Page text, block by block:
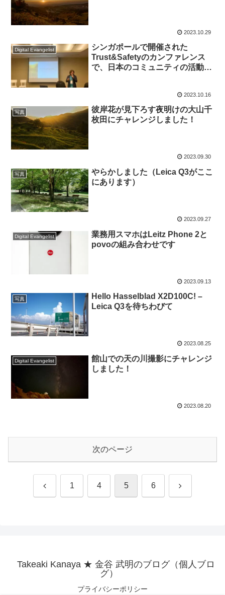
2023.10.29
Digital Evangelist
シンガポールで開催された
Trust&Safetyのカンファレンス
で、日本のコミュニティの活動を
2023.10.16
写真
彼岸花が見下ろす夜明けの大山千
枚田にチャレンジしました！
2023.09.30
写真
やらかしました（Leica Q3がここ
にあります）
2023.09.27
Digital Evangelist
業務用スマホはLeitz Phone 2と
povoの組み合わせです
2023.09.13
写真
Hello Hasselblad X2D100C! –
Leica Q3を待ちわびて
2023.08.25
Digital Evangelist
館山での天の川撮影にチャレンジ
しました！
2023.08.20
次のページ
前 1 4 5 6 次
Takeaki Kanaya ★ 金谷 武明のブログ（個人ブロ
グ）
プライバシーポリシー